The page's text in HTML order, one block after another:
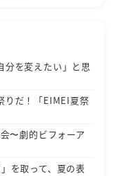
分を変えたい」と思
りだ！「EIMEI夏祭
〜劇的ビフォーア
を取って、夏の表